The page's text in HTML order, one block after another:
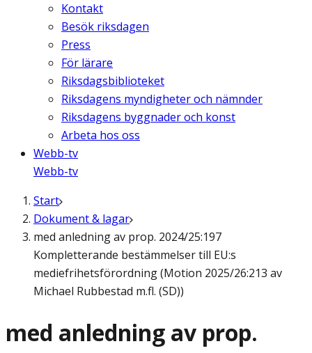
Kontakt
Besök riksdagen
Press
För lärare
Riksdagsbiblioteket
Riksdagens myndigheter och nämnder
Riksdagens byggnader och konst
Arbeta hos oss
Webb-tv
Webb-tv
Start
Dokument & lagar
med anledning av prop. 2024/25:197
Kompletterande bestämmelser till EU:s
mediefrihetsförordning (Motion 2025/26:213 av
Michael Rubbestad m.fl. (SD))
med anledning av prop.